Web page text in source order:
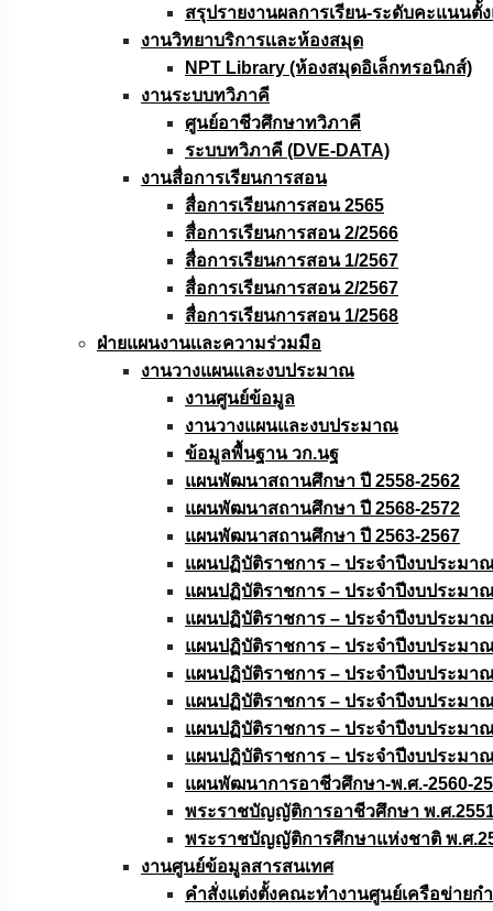
สรุปรายงานผลการเรียน-ระดับคะแนนตั้
งานวิทยาบริการเเละห้องสมุด
NPT Library (ห้องสมุดอิเล็กทรอนิกส์)
งานระบบทวิภาคี
ศูนย์อาชีวศึกษาทวิภาคี
ระบบทวิภาคี (DVE-DATA)
งานสื่อการเรียนการสอน
สื่อการเรียนการสอน 2565
สื่อการเรียนการสอน 2/2566
สื่อการเรียนการสอน 1/2567
สื่อการเรียนการสอน 2/2567
สื่อการเรียนการสอน 1/2568
ฝ่ายแผนงานเเละความร่วมมือ
งานวางแผนเเละงบประมาณ
งานศูนย์ข้อมูล
งานวางแผนและงบประมาณ
ข้อมูลพื้นฐาน วก.นฐ
แผนพัฒนาสถานศึกษา ปี 2558-2562
แผนพัฒนาสถานศึกษา ปี 2568-2572
แผนพัฒนาสถานศึกษา ปี 2563-2567
แผนปฏิบัติราชการ – ประจำปีงบประมา
แผนปฏิบัติราชการ – ประจำปีงบประมา
แผนปฏิบัติราชการ – ประจำปีงบประมา
แผนปฏิบัติราชการ – ประจำปีงบประมา
แผนปฏิบัติราชการ – ประจำปีงบประมา
แผนปฏิบัติราชการ – ประจำปีงบประมา
แผนปฏิบัติราชการ – ประจำปีงบประมา
แผนปฏิบัติราชการ – ประจำปีงบประมา
แผนพัฒนาการอาชีวศึกษา-พ.ศ.-2560-
พระราชบัญญัติการอาชีวศึกษา พ.ศ
พระราชบัญญัติการศึกษาแห่งชาติ พ.ศ
งานศูนย์ข้อมูลสารสนเทศ
คำสั่งแต่งตั้งคณะทำงานศูนย์เครือข่าย